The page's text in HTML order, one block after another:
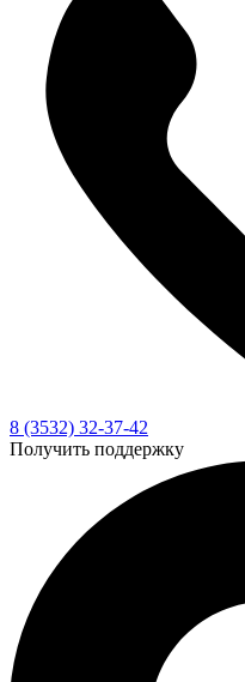
8 (3532) 32-37-42
Получить поддержку